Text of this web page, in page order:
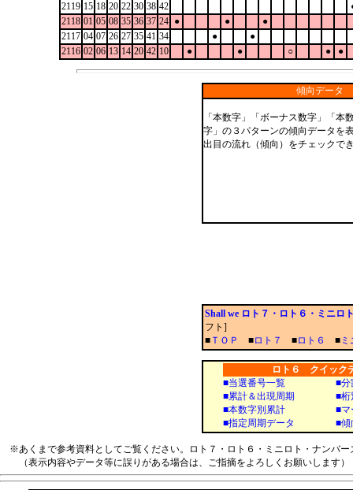
2119 15 18 20 22 30 38 42
2118 01 05 08 35 36 37 24 ● ●
●
2117 04 07 26 27 35 41 34 ●
●
2116 02 06 13 14 20 42 10 ● ● ○ ● ●
傾向デー
「本数字」「ボーナス数字」「本
字」の３パターンの傾向データを
出目の流れ（傾向）をチェックで
Shall we ロト７・ロト６・ミニロ
フト]
■ ＴＯＰ ■ロト７ ■ロト６ ■
ロト６ クイック
■当選番号一覧
■累計＆出現周期
■本数字別累計
■指定周期データ
■分
■桁
■マ
■傾
※あくまで参考資料としてご覧ください。ロト７・ロト６・ミニロト・ナンバー
（表示内容やデータ等に誤りがある場合は、ご指摘をよろしくお願いします）